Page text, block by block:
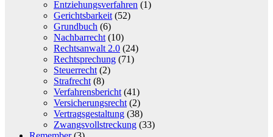
Entziehungsverfahren (1)
Gerichtsbarkeit (52)
Grundbuch (6)
Nachbarrecht (10)
Rechtsanwalt 2.0 (24)
Rechtsprechung (71)
Steuerrecht (2)
Strafrecht (8)
Verfahrensbericht (41)
Versicherungsrecht (2)
Vertragsgestaltung (38)
Zwangsvollstreckung (33)